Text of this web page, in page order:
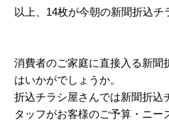
2024/03
2024/01
2023/12
以上、14枚が今朝の新聞折込チ
消費者のご家庭に直接入る新聞
はいかがでしょうか。
折込チラシ屋さんでは新聞折込
タッフがお客様のご予算・ニー